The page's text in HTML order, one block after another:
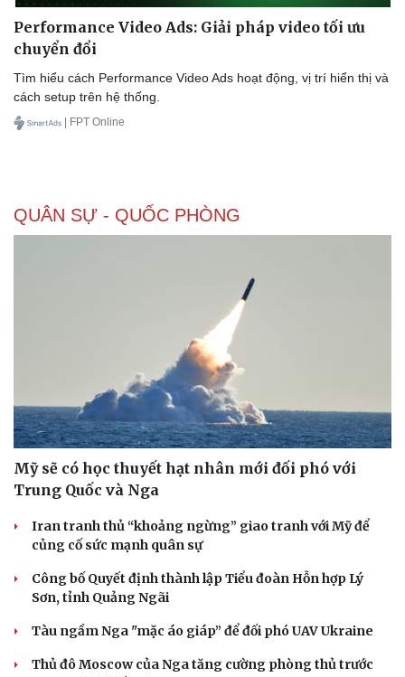
Doanh nghiệp
Doanh nghiệp 24h
Công nghệ
Performance Video Ads: Giải pháp video tối ưu
chuyển đổi
Tìm hiểu cách Performance Video Ads hoạt động, vị trí hiển thị và
cách setup trên hệ thống.
| FPT Online
QUÂN SỰ - QUỐC PHÒNG
Mỹ sẽ có học thuyết hạt nhân mới đối phó với
Trung Quốc và Nga
Iran tranh thủ “khoảng ngừng” giao tranh với Mỹ để
củng cố sức mạnh quân sự
Công bố Quyết định thành lập Tiểu đoàn Hỗn hợp Lý
Sơn, tỉnh Quảng Ngãi
Tàu ngầm Nga "mặc áo giáp” để đối phó UAV Ukraine
Thủ đô Moscow của Nga tăng cường phòng thủ trước